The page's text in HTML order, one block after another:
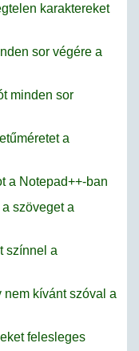
karaktereket
sor végére a
minden sor
a
a Notepad++-ban
szöveget a
színnel a
nem kívánt szóval a
felesleges